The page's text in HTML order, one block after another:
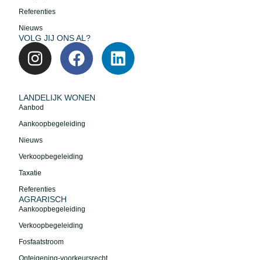
Referenties
Nieuws
VOLG JIJ ONS AL?
LANDELIJK WONEN
Aanbod
Aankoopbegeleiding
Nieuws
Verkoopbegeleiding
Taxatie
Referenties
AGRARISCH
Aankoopbegeleiding
Verkoopbegeleiding
Fosfaatstroom
Onteigening-voorkeursrecht